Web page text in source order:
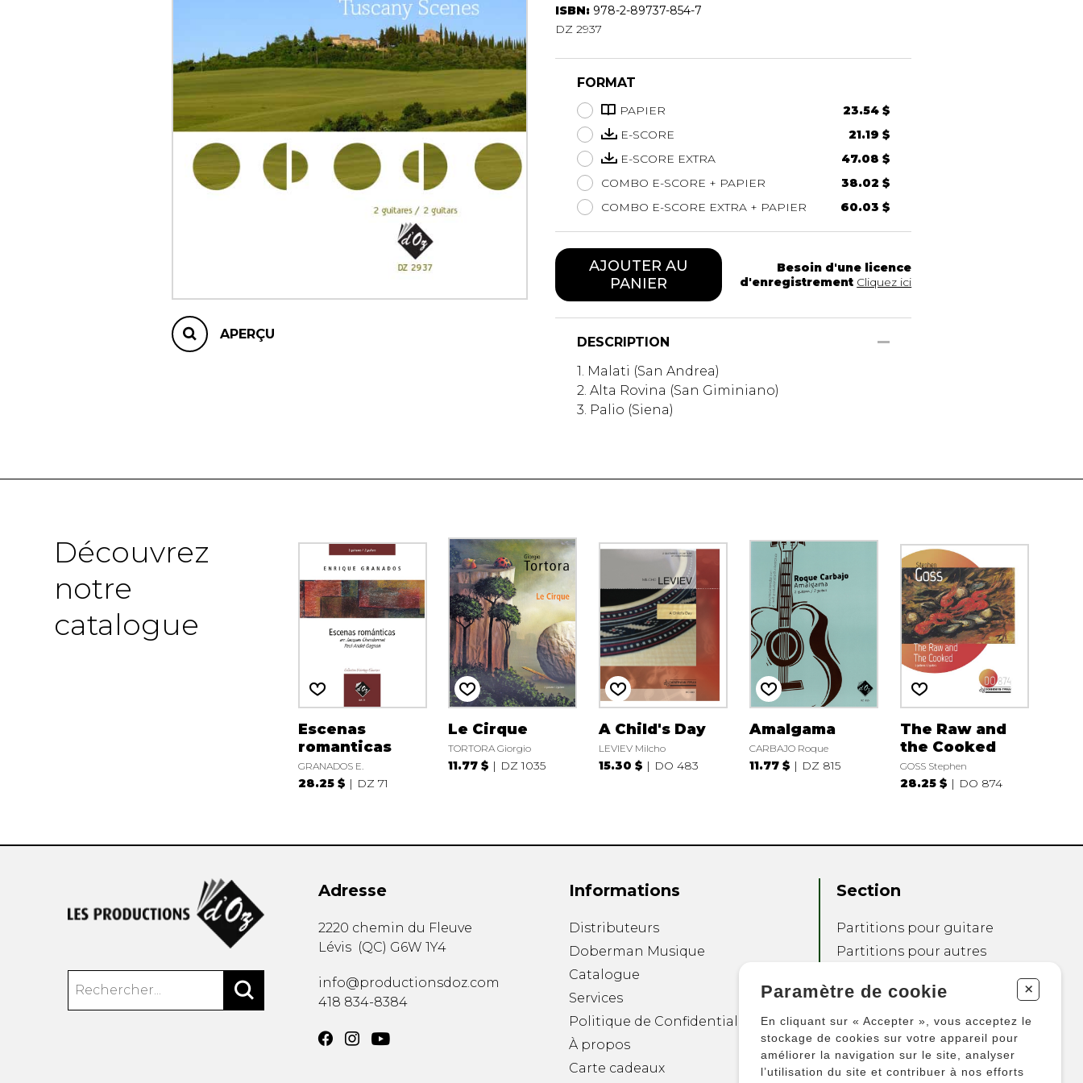
Hautbois
Luth
Percussion
Piano
Saxophone
Trompette
Tuba
Ukulélé
Voix
APERÇU
ISBN: 978-2-89737-854-7
DZ 2937
FORMAT
PAPIER
23.54 $
E-SCORE
21.19 $
E-SCORE EXTRA
47.08 $
COMBO E-SCORE + PAPIER
38.02 $
COMBO E-SCORE EXTRA + PAPIER
60.03 $
AJOUTER AU
PANIER
Besoin d'une licence
d'enregistrement Cliquez ici
DESCRIPTION
1. Malati (San Andrea)
2. Alta Rovina (San Giminiano)
3. Palio (Siena)
Découvrez
notre
catalogue
Escenas
romanticas
GRANADOS E.
28.25 $ DZ 71
Le Cirque
TORTORA Giorgio
11.77 $ DZ 1035
A Child's Day
LEVIEV Milcho
15.30 $ DO 483
Amalgama
CARBAJO Roque
11.77 $ DZ 815
The Raw and
the Cooked
GOSS Stephen
28.25 $ DO 874
Adresse
2220 chemin du Fleuve
Lévis (QC) G6W 1Y4
info@productionsdoz.com
418 834-8384
Informations
Distributeurs
Doberman Musique
Catalogue
Services
Politique de Confidentialité
À propos
Carte cadeaux
Section
Partitions pour guitare
Partitions pour autres
Partitions pour
ensembles
Autres produits
Paramètre de cookie +
En cliquant sur « Accepter », vous acceptez le
stockage de cookies sur votre appareil pour
améliorer la navigation sur le site, analyser
l’utilisation du site et contribuer à nos efforts